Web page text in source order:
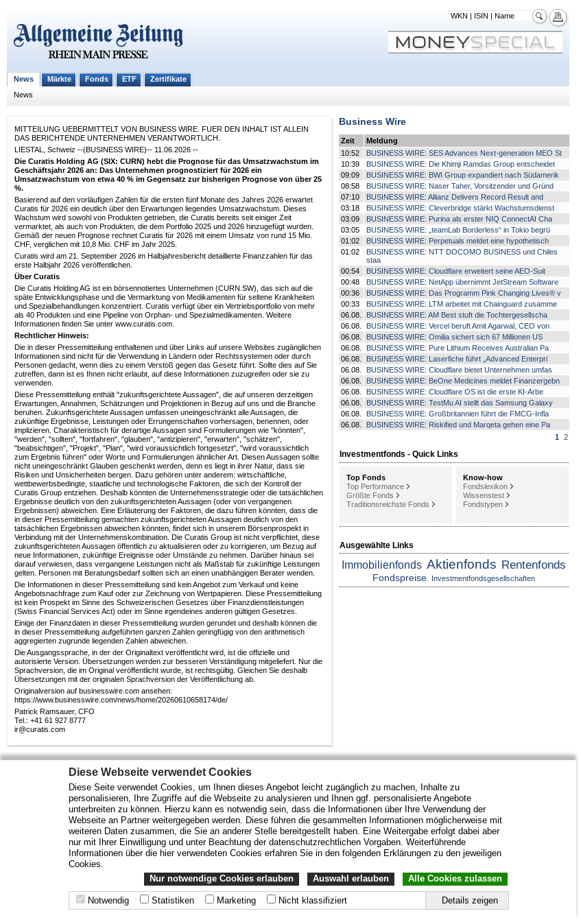
Diese Webseite verwendet Cookies
Diese Seite verwendet Cookies, um Ihnen dieses Angebot leicht zugänglich zu machen, Inhalte zu
personalisieren, Ihre Zugriffe auf die Webseite zu analysieren und Ihnen ggf. personalisierte Angebote
unterbreiten zu können. Hierzu kann es notwendig sein, dass die Informationen über Ihre Verwendung der
Webseite an Partner weitergegeben werden. Diese führen die gesammelten Informationen möglicherweise mit
weiteren Daten zusammen, die Sie an anderer Stelle bereitgestellt haben. Eine Weitergabe erfolgt dabei aber
nur mit Ihrer Einwilligung und unter Beachtung der datenschutzrechtlichen Vorgaben. Weiterführende
Informationen über die hier verwendeten Cookies erfahren Sie in den folgenden Erklärungen zu den jeweiligen
Cookies.
Alle Cookies zulassen
Auswahl erlauben
Nur notwendige Cookies erlauben
Notwendig Statistiken Marketing Nicht klassifiziert Details zeigen
News Märkte Fonds ETF
Zertifikate
News
MITTEILUNG UEBERMITTELT VON BUSINESS WIRE. FUER DEN INHALT IST ALLEIN
DAS BERICHTENDE UNTERNEHMEN VERANTWORTLICH.
LIESTAL, Schweiz --(BUSINESS WIRE)-- 11.06.2026 --
Die Curatis Holding AG (SIX: CURN) hebt die Prognose für das Umsatzwachstum im
Geschäftsjahr 2026 an: Das Unternehmen prognostiziert für 2026 ein
Umsatzwachstum von etwa 40 % im Gegensatz zur bisherigen Prognose von über 25
%.
Basierend auf den vorläufigen Zahlen für die ersten fünf Monate des Jahres 2026 erwartet
Curatis für 2026 ein deutlich über den Erwartungen liegendes Umsatzwachstum. Dieses
Wachstum wird sowohl von Produkten getrieben, die Curatis bereits seit einiger Zeit
vermarktet, als auch von Produkten, die dem Portfolio 2025 und 2026 hinzugefügt wurden.
Gemäß der neuen Prognose rechnet Curatis für 2026 mit einem Umsatz von rund 15 Mio.
CHF, verglichen mit 10,8 Mio. CHF im Jahr 2025.
Curatis wird am 21. September 2026 im Halbjahresbericht detaillierte Finanzzahlen für das
erste Halbjahr 2026 veröffentlichen.
Über Curatis
Die Curatis Holding AG ist ein börsennotiertes Unternehmen (CURN.SW), das sich auf die
späte Entwicklungsphase und die Vermarktung von Medikamenten für seltene Krankheiten
und Spezialbehandlungen konzentriert. Curatis verfügt über ein Vertriebsportfolio von mehr
als 40 Produkten und eine Pipeline von Orphan- und Spezialmedikamenten. Weitere
Informationen finden Sie unter www.curatis.com.
Rechtlicher Hinweis:
Die in dieser Pressemitteilung enthaltenen und über Links auf unsere Websites zugänglichen
Informationen sind nicht für die Verwendung in Ländern oder Rechtssystemen oder durch
Personen gedacht, wenn dies zu einem Verstoß gegen das Gesetz führt. Sollte dies auf Sie
zutreffen, dann ist es Ihnen nicht erlaubt, auf diese Informationen zuzugreifen oder sie zu
verwenden.
Diese Pressemitteilung enthält "zukunftsgerichtete Aussagen", die auf unseren derzeitigen
Erwartungen, Annahmen, Schätzungen und Projektionen in Bezug auf uns und die Branche
beruhen. Zukunftsgerichtete Aussagen umfassen uneingeschränkt alle Aussagen, die
zukünftige Ergebnisse, Leistungen oder Errungenschaften vorhersagen, benennen, oder
implizieren. Charakteristisch für derartige Aussagen sind Formulierungen wie "könnten",
"werden", "sollten", "fortfahren", "glauben", "antizipieren", "erwarten", "schätzen",
"beabsichtigen", "Projekt", "Plan", "wird voraussichtlich fortgesetzt", "wird voraussichtlich
zum Ergebnis führen" oder Worte und Formulierungen ähnlicher Art. Diesen Aussagen sollte
nicht uneingeschränkt Glauben geschenkt werden, denn es liegt in ihrer Natur, dass sie
Risiken und Unsicherheiten bergen. Dazu gehören unter anderem: wirtschaftliche,
wettbewerbsbedingte, staatliche und technologische Faktoren, die sich der Kontroll der
Curatis Group entziehen. Deshalb könnten die Unternehmensstrategie oder die tatsächlichen
Ergebnisse deutlich von den zukunftsgerichteten Aussagen (oder von vergangenen
Ergebnissen) abweichen. Eine Erläuterung der Faktoren, die dazu führen könnten, dass die
in dieser Pressemitteilung gemachten zukunftsgerichteten Aussagen deutlich von den
tatsächlichen Ergebnissen abweichen könnten, findet sich in unserem Börsenprospekt in
Verbindung mit der Unternehmenskombination. Die Curatis Group ist nicht verpflichtet, diese
zukunftsgerichteten Aussagen öffentlich zu aktualisieren oder zu korrigieren, um Bezug auf
neue Informationen, zukünftige Ereignisse oder Umstände zu nehmen. Darüber hinaus sei
darauf verwiesen, dass vergangene Leistungen nicht als Maßstab für zukünftige Leistungen
gelten. Personen mit Beratungsbedarf sollten sich an einen unabhängigen Berater wenden.
Die Informationen in dieser Pressemitteilung sind kein Angebot zum Verkauf und keine
Angebotsnachfrage zum Kauf oder zur Zeichnung von Wertpapieren. Diese Pressemitteilung
ist kein Prospekt im Sinne des Schweizerischen Gesetzes über Finanzdienstleistungen
(Swiss Financial Services Act) oder im Sinne irgendeines anderen gültigen Gesetzes.
Einige der Finanzdaten in dieser Pressemitteilung wurden gerundet und deshalb können die
in dieser Pressemitteilung aufgeführten ganzen Zahlen geringfügig von den arithmetisch
aggregierten zugrunde liegenden Zahlen abweichen.
Die Ausgangssprache, in der der Originaltext veröffentlicht wird, ist die offizielle und
autorisierte Version. Übersetzungen werden zur besseren Verständigung mitgeliefert. Nur die
Sprachversion, die im Original veröffentlicht wurde, ist rechtsgültig. Gleichen Sie deshalb
Übersetzungen mit der originalen Sprachversion der Veröffentlichung ab.
Originalversion auf businesswire.com ansehen:
https://www.businesswire.com/news/home/20260610658174/de/
Patrick Ramsauer, CFO
Tel.: +41 61 927 8777
ir@curatis.com
Business Wire
Zeit
Meldung
10:52
BUSINESS WIRE: SES Advances Next-generation MEO St
10:39
BUSINESS WIRE: Die Khimji Ramdas Group entscheidet
09:09
BUSINESS WIRE: BWI Group expandiert nach Südamerik
08:58
BUSINESS WIRE: Naser Taher, Vorsitzender und Gründ
07:10
BUSINESS WIRE: Allianz Delivers Record Result and
03:18
BUSINESS WIRE: Cleverbridge stärkt Wachstumsdienst
03:09
BUSINESS WIRE: Purina als erster NIQ ConnectAI Cha
03:05
BUSINESS WIRE: „teamLab Borderless“ in Tokio begrü
01:02
BUSINESS WIRE: Perpetuals meldet eine hypothetisch
01:02
BUSINESS WIRE: NTT DOCOMO BUSINESS und Chiles
staa
00:54
BUSINESS WIRE: Cloudflare erweitert seine AEO-Suit
00:48
BUSINESS WIRE: NetApp übernimmt JetStream Software
00:36
BUSINESS WIRE: Das Programm Pink Changing Lives® v
00:33
BUSINESS WIRE: LTM arbeitet mit Chainguard zusamme
06.08.
BUSINESS WIRE: AM Best stuft die Tochtergesellscha
06.08.
BUSINESS WIRE: Vercel beruft Amit Agarwal, CEO von
06.08.
BUSINESS WIRE: Omilia sichert sich 67 Millionen US
06.08.
BUSINESS WIRE: Pure Lithium Receives Australian Pa
06.08.
BUSINESS WIRE: Laserfiche führt „Advanced Enterpri
06.08.
BUSINESS WIRE: Cloudflare bietet Unternehmen umfas
06.08.
BUSINESS WIRE: BeOne Medicines meldet Finanzergebn
06.08.
BUSINESS WIRE: Cloudflare OS ist die erste KI-Arbe
06.08.
BUSINESS WIRE: TestMu AI stellt das Samsung Galaxy
06.08.
BUSINESS WIRE: Großbritannien führt die FMCG-Infla
06.08.
BUSINESS WIRE: Riskified und Marqeta gehen eine Pa
1
2
Investmentfonds - Quick Links
Top Fonds
Top Performance
Größte Fonds
Traditionsreichste Fonds
Know-how
Fondslexikon
Wissenstest
Fondstypen
Ausgewählte Links
Immobilienfonds Aktienfonds Rentenfonds
Fondspreise Investmentfondsgesellschaften
Mehr Marktdaten und Kurse finden Sie auf www.finanztreff.de
Wirtschaft
ETF Fonds
Anleihen
Optionsscheine
Rohstoffe
Nutzungshinweise|Datenschutz Impressum | Datenquellen: boerse-stuttgart.de ,